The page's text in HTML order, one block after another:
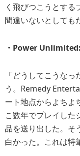
く飛びつこうとす
間違いないとしても
・Power Unlimited:
「どうしてこうな
う。Remedy
ート地点からよちよ
こ数年でプレイした
品を送り出した。そ
白かった。これは特